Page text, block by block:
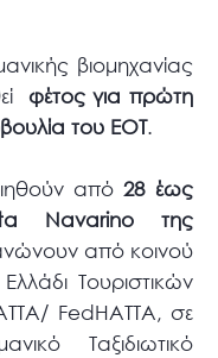
βιομηχανίας
φέτος για πρώτη
του ΕΟΤ.
από28 έως
Navarinoτης
από κοινού
Τουριστικών
FedHATTA, σε
Ταξιδιωτικό